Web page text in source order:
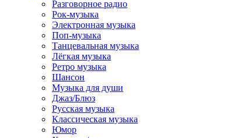
Разговорное радио
Рок-музыка
Электронная музыка
Поп-музыка
Танцевальная музыка
Лёгкая музыка
Ретро музыка
Шансон
Музыка для души
Джаз/Блюз
Русская музыка
Классическая музыка
Юмор